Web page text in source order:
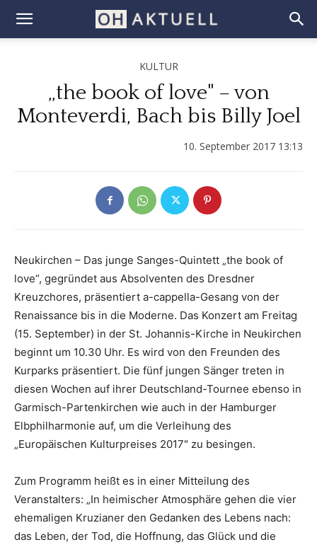
KULTUR
„the book of love" – von
Monteverdi, Bach bis Billy Joel
10. September 2017 13:13
Neukirchen – Das junge Sanges-Quintett „the book of
love“, gegründet aus Absolventen des Dresdner
Kreuzchores, präsentiert a-cappella-Gesang von der
Renaissance bis in die Moderne. Das Konzert am Freitag
(15. September) in der St. Johannis-Kirche in Neukirchen
beginnt um 10.30 Uhr. Es wird von den Freunden des
Kurparks präsentiert. Die fünf jungen Sänger treten in
diesen Wochen auf ihrer Deutschland-Tournee ebenso in
Garmisch-Partenkirchen wie auch in der Hamburger
Elbphilharmonie auf, um die Verleihung des
„Europäischen Kulturpreises 2017" zu besingen.
Zum Programm heißt es in einer Mitteilung des
Veranstalters: „In heimischer Atmosphäre gehen die vier
ehemaligen Kruzianer den Gedanken des Lebens nach:
das Leben, der Tod, die Hoffnung, das Glück und die